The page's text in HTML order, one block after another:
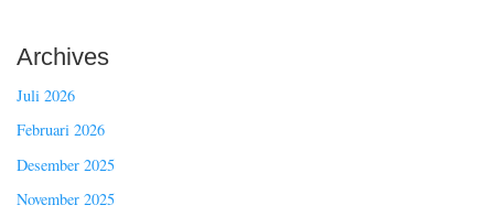
Archives
Juli 2026
Februari 2026
Desember 2025
November 2025